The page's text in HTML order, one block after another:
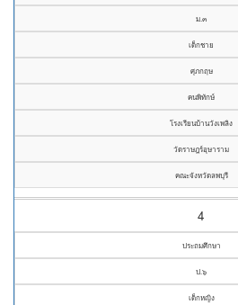
ม.๓
เด็กชาย
ศุภกฤษ
คนพิทักษ์
โรงเรียนบ้านวังเพลิง
วัดราษฎร์อุษาราม
คณะจังหวัดลพบุรี
4
ประถมศึกษา
ป.๖
เด็กหญิง